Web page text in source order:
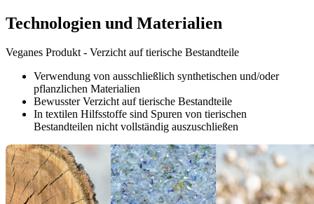
Technologien und Materialien
Veganes Produkt - Verzicht auf tierische Bestandteile
Verwendung von ausschließlich synthetischen und/oder
pflanzlichen Materialien
Bewusster Verzicht auf tierische Bestandteile
In textilen Hilfsstoffe sind Spuren von tierischen
Bestandteilen nicht vollständig auszuschließen